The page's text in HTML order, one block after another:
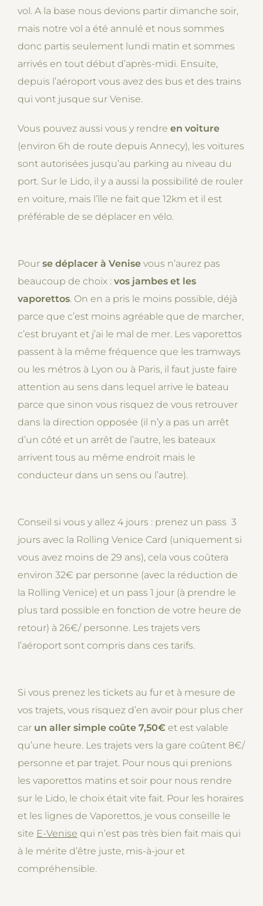
vol. A la base nous devions partir dimanche soir,
mais notre vol a été annulé et nous sommes
donc partis seulement lundi matin et sommes
arrivés en tout début d’après-midi. Ensuite,
depuis l’aéroport vous avez des bus et des trains
qui vont jusque sur Venise.
Vous pouvez aussi vous y rendre en voiture
(environ 6h de route depuis Annecy), les voitures
sont autorisées jusqu’au parking au niveau du
port. Sur le Lido, il y a aussi la possibilité de rouler
en voiture, mais l’île ne fait que 12km et il est
préférable de se déplacer en vélo.
Pour se déplacer à Venise vous n’aurez pas
beaucoup de choix : vos jambes et les
vaporettos. On en a pris le moins possible, déjà
parce que c’est moins agréable que de marcher,
c’est bruyant et j’ai le mal de mer. Les vaporettos
passent à la même fréquence que les tramways
ou les métros à Lyon ou à Paris, il faut juste faire
attention au sens dans lequel arrive le bateau
parce que sinon vous risquez de vous retrouver
dans la direction opposée (il n’y a pas un arrêt
d’un côté et un arrêt de l’autre, les bateaux
arrivent tous au même endroit mais le
conducteur dans un sens ou l’autre).
Conseil si vous y allez 4 jours : prenez un pass 3
jours avec la Rolling Venice Card (uniquement si
vous avez moins de 29 ans), cela vous coûtera
environ 32€ par personne (avec la réduction de
la Rolling Venice) et un pass 1 jour (à prendre le
plus tard possible en fonction de votre heure de
retour) à 26€/ personne. Les trajets vers
l’aéroport sont compris dans ces tarifs.
Si vous prenez les tickets au fur et à mesure de
vos trajets, vous risquez d’en avoir pour plus cher
car un aller simple coûte 7,50€ et est valable
qu’une heure. Les trajets vers la gare coûtent 8€/
personne et par trajet. Pour nous qui prenions
les vaporettos matins et soir pour nous rendre
sur le Lido, le choix était vite fait. Pour les horaires
et les lignes de Vaporettos, je vous conseille le
site E-Venise qui n’est pas très bien fait mais qui
à le mérite d’être juste, mis-à-jour et
compréhensible.